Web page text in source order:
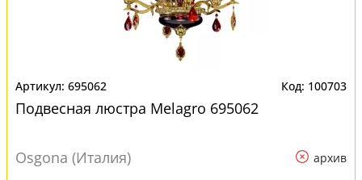
695062 100703
Подвесная люстра Melagro 695062
Osgona (Италия) архив